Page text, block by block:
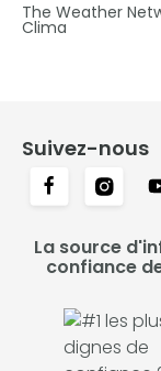
The Weather
Clima
Suivez-nous
La source
confiance